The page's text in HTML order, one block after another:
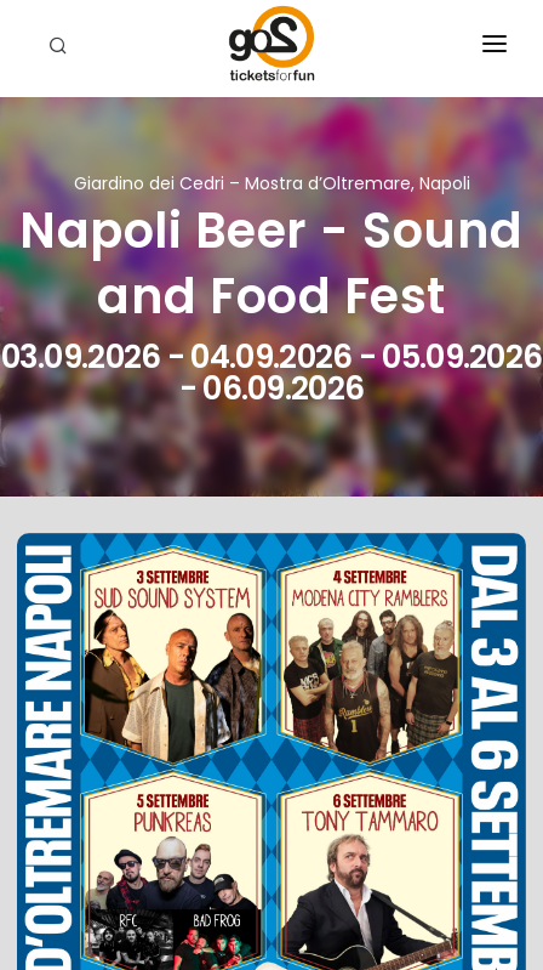
EVENTI
CHI SIAMO
RIVENDITORI
Giardino dei Cedri – Mostra d’Oltremare, Napoli
Napoli Beer - Sound
and Food Fest
03.09.2026 - 04.09.2026 - 05.09.2026
- 06.09.2026